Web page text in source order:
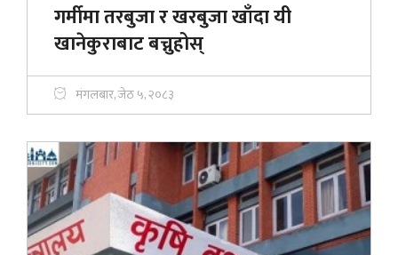
गर्मीमा तरबुजा र खरबुजा खाँदा यी
खानेकुराबाट बच्नुहोस्
मंगलबार, जेठ ५, २०८३